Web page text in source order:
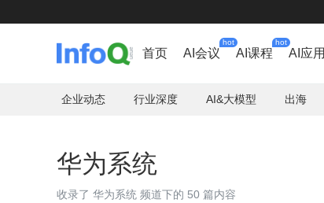
首页 AI会议
hot
AI课程
hot
AI应用
企业动态 行业深度 AI&大模型 出海
华为系统
收录了 华为系统 频道下的 50 篇内容